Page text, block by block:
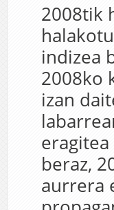
2008tik
indizea
2008ko
izan
beraz,
aurrera